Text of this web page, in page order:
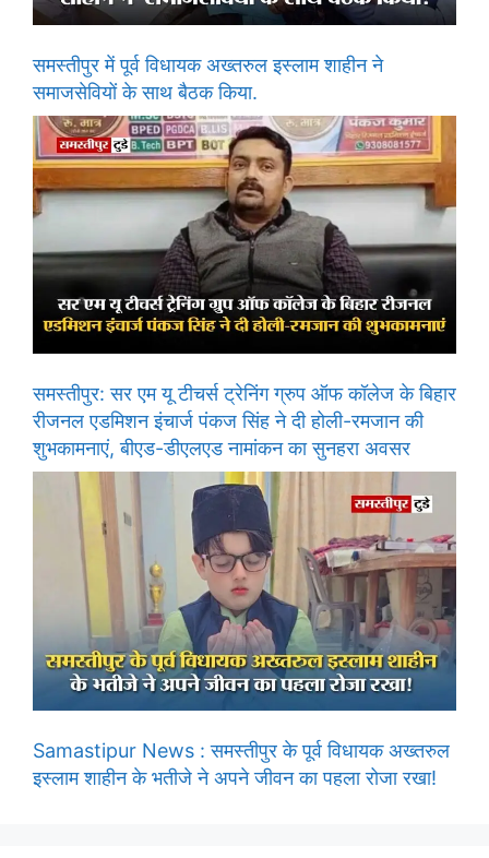
समस्तीपुर में पूर्व विधायक अख्तरुल इस्लाम शाहीन ने
समाजसेवियों के साथ बैठक किया.
समस्तीपुर: सर एम यू टीचर्स ट्रेनिंग ग्रुप ऑफ कॉलेज के बिहार
रीजनल एडमिशन इंचार्ज पंकज सिंह ने दी होली-रमजान की
शुभकामनाएं, बीएड-डीएलएड नामांकन का सुनहरा अवसर
Samastipur News : समस्तीपुर के पूर्व विधायक अख्तरुल
इस्लाम शाहीन के भतीजे ने अपने जीवन का पहला रोजा रखा!